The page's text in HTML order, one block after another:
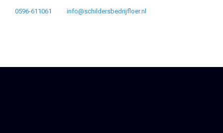
0596-611061 info@schildersbedrijfloer.nl